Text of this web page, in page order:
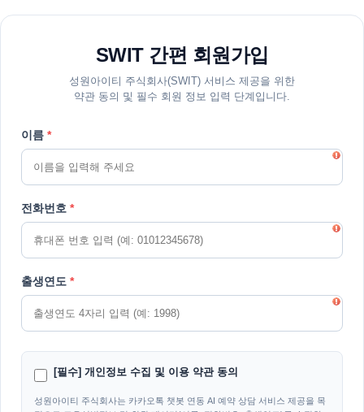
SWIT 간편 회원가입
성원아이티 주식회사(SWIT) 서비스 제공을 위한
약관 동의 및 필수 회원 정보 입력 단계입니다.
이름 *
전화번호 *
출생연도 *
[필수] 개인정보 수집 및 이용 약관 동의
성원아이티 주식회사는 카카오톡 챗봇 연동 AI 예약 상담 서비스 제공을 목